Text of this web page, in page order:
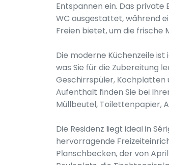
Entspannen ein. Das
WC ausgestattet, während
Freien bietet, um die frische
Die moderne Küchenzeile
was Sie für die Zubereitung
Geschirrspüler, Kochplatten
Aufenthalt finden Sie bei
Müllbeutel, Toilettenpapier,
Die Residenz liegt ideal in
hervorragende
Planschbecken, der von